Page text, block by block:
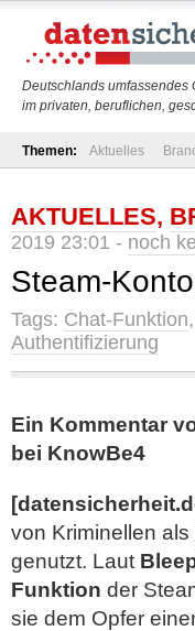
Deutschlands umfassendes
im privaten, beruflichen,
Themen: Aktuelles
AKTUELLES,
2019 23:01 - noch
Steam-
Tags: Chat-Funktion,
Authentifizierung
Ein Kommentar
bei KnowBe4
von Kriminellen
genutzt. Laut
Funktion der
sie dem Opfer